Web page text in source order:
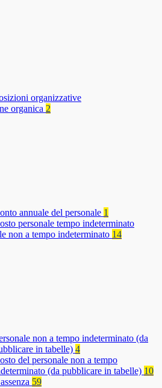
organizzative
organica 2
annuale del personale 1
personale tempo indeterminato
non a tempo indeterminato 14
non a tempo indeterminato (da
in tabelle) 4
del personale non a tempo
(da pubblicare in tabelle) 10
59